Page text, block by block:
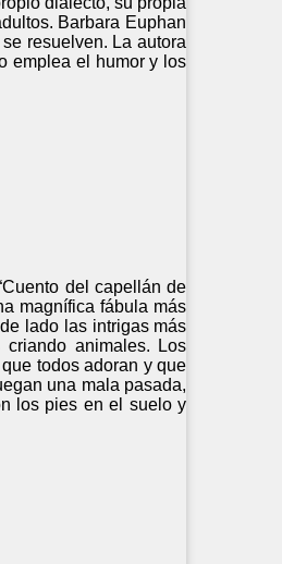
Barbara Euphan
resuelven. La autora
emplea el humor y los
del capellán de
magnífica fábula más
lado las intrigas más
animales. Los
todos adoran y que
una mala pasada,
los pies en el suelo y